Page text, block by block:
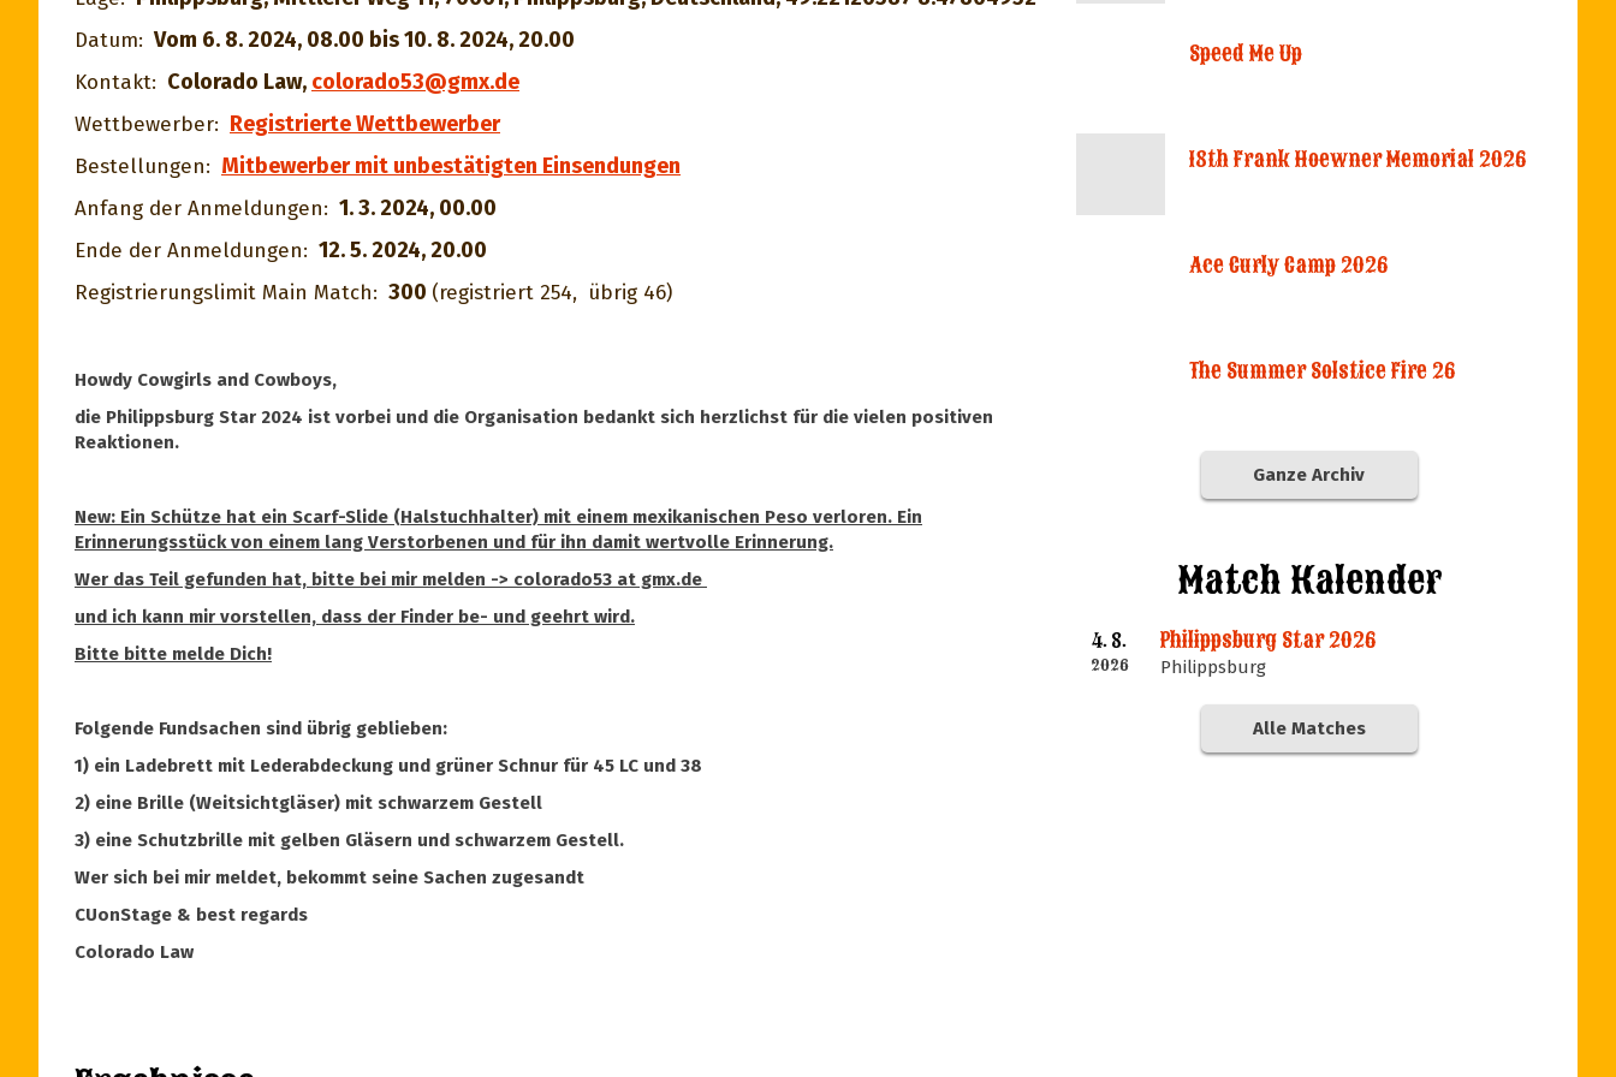
Datum: Vom 6. 8. 2024, 08.00 bis 10. 8. 2024, 20.00
Kontakt: Colorado Law, colorado53@gmx.de
Wettbewerber: Registrierte Wettbewerber
Bestellungen: Mitbewerber mit unbestätigten Einsendungen
Anfang der Anmeldungen: 1. 3. 2024, 00.00
Ende der Anmeldungen: 12. 5. 2024, 20.00
Registrierungslimit Main Match: 300 (registriert 254, übrig 46)
Howdy Cowgirls and Cowboys,
die Philippsburg Star 2024 ist vorbei und die Organisation bedankt sich herzlichst für die vielen positiven
Reaktionen.
New: Ein Schütze hat ein Scarf-Slide (Halstuchhalter) mit einem mexikanischen Peso verloren. Ein
Erinnerungsstück von einem lang Verstorbenen und für ihn damit wertvolle Erinnerung.
Wer das Teil gefunden hat, bitte bei mir melden -> colorado53 at gmx.de
und ich kann mir vorstellen, dass der Finder be- und geehrt wird.
Bitte bitte melde Dich!
Folgende Fundsachen sind übrig geblieben:
1) ein Ladebrett mit Lederabdeckung und grüner Schnur für 45 LC und 38
2) eine Brille (Weitsichtgläser) mit schwarzem Gestell
3) eine Schutzbrille mit gelben Gläsern und schwarzem Gestell.
Wer sich bei mir meldet, bekommt seine Sachen zugesandt
CUonStage & best regards
Colorado Law
Speed Me Up
18th Frank Hoewner Memorial 2026
Ace Curly Camp 2026
The Summer Solstice Fire 26
Ganze Archiv
Match Kalender
4. 8.
2026
Philippsburg Star 2026
Philippsburg
Alle Matches